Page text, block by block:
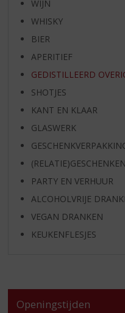
WIJN
WHISKY
BIER
APERITIEF
GEDISTILLEERD
SHOTJES
KANT EN KLAAR
GLASWERK
(RELATIE)GESCHENKEN
PARTY EN VERHUUR
ALCOHOLVRIJE
VEGAN DRANKEN
KEUKENFLESJES
Openingstijden